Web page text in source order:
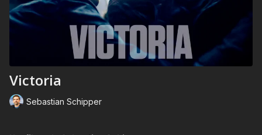
Victoria
Sebastian Schipper